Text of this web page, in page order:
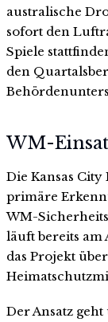
australische
sofort den
Spiele
den
WM-
Die Kansas
primäre
WM-
läuft bereits
das Projekt
Der Ansatz